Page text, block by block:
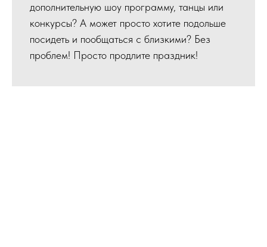
дополнительную шоу программу, танцы или
конкурсы? А может просто хотите подольше
посидеть и пообщаться с близкими? Без
проблем! Просто продлите праздник!